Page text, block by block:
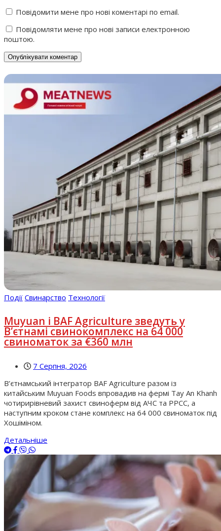
Повідомити мене про нові коментарі по email.
Повідомляти мене про нові записи електронною
поштою.
Події Свинарство Технології
Muyuan і BAF Agriculture зведуть у
В’єтнамі свинокомплекс на 64 000
свиноматок за €360 млн
7 Серпня, 2026
В’єтнамський інтегратор BAF Agriculture разом із
китайським Muyuan Foods впровадив на фермі Tay An Khanh
чотирирівневий захист свиноферм від АЧС та РРСС, а
наступним кроком стане комплекс на 64 000 свиноматок під
Хошіміном.
Детальніше